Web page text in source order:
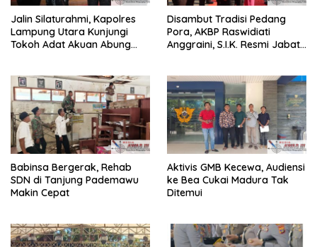
Jalin Silaturahmi, Kapolres
Lampung Utara Kunjungi
Tokoh Adat Akuan Abung
Disambut Tradisi Pedang
Pora, AKBP Raswidiati
Anggraini, S.I.K. Resmi Jabat
Babinsa Bergerak, Rehab
SDN di Tanjung Pademawu
Makin Cepat
Aktivis GMB Kecewa, Audiensi
ke Bea Cukai Madura Tak
Ditemui